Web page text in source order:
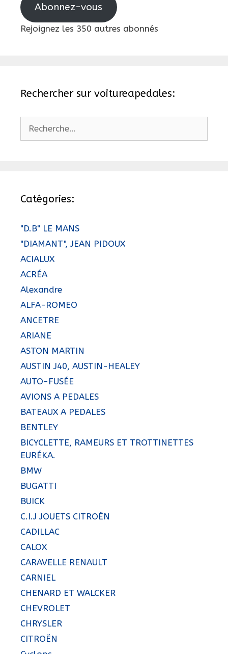
Abonnez-vous
Rejoignez les 350 autres abonnés
Rechercher sur voitureapedales:
Catégories:
"D.B" LE MANS
"DIAMANT", JEAN PIDOUX
ACIALUX
ACRÉA
Alexandre
ALFA-ROMEO
ANCETRE
ARIANE
ASTON MARTIN
AUSTIN J40, AUSTIN-HEALEY
AUTO-FUSÉE
AVIONS A PEDALES
BATEAUX A PEDALES
BENTLEY
BICYCLETTE, RAMEURS ET TROTTINETTES
EURÉKA.
BMW
BUGATTI
BUICK
C.I.J JOUETS CITROËN
CADILLAC
CALOX
CARAVELLE RENAULT
CARNIEL
CHENARD ET WALCKER
CHEVROLET
CHRYSLER
CITROËN